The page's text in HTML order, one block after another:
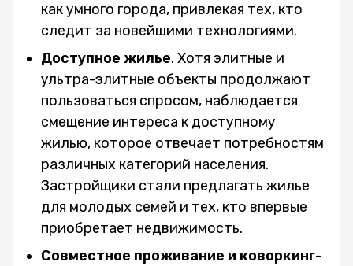
как умного города, привлекая тех, кто
следит за новейшими технологиями.
Доступное жилье. Хотя элитные и
ультра-элитные объекты продолжают
пользоваться спросом, наблюдается
смещение интереса к доступному
жилью, которое отвечает потребностям
различных категорий населения.
Застройщики стали предлагать жилье
для молодых семей и тех, кто впервые
приобретает недвижимость.
Совместное проживание и коворкинг-